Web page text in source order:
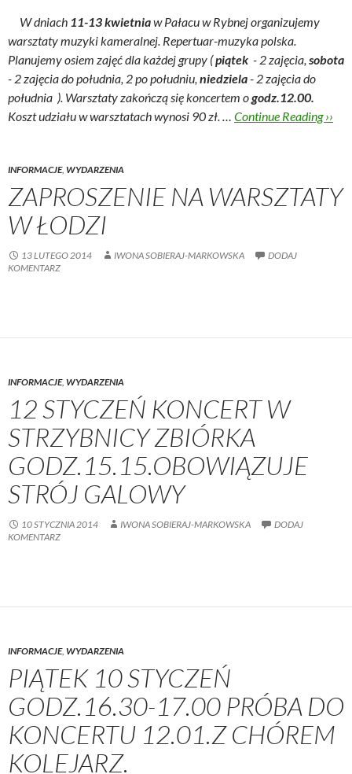
W dniach 11-13 kwietniaw Pałacu w Rybnej organizujemy
warsztaty muzyki kameralnej. Repertuar-muzyka polska.
Planujemy osiem zajęć dla każdej grupy (piątek - 2 zajęcia, sobota
- 2 zajęcia do południa, 2 po południu, niedziela- 2 zajęcia do
południa ). Warsztaty zakończą się koncertem ogodz.12.00.
Koszt udziału w warsztatach wynosi 90 zł. … Continue Reading ››
INFORMACJE, WYDARZENIA
ZAPROSZENIE NA WARSZTATY
W ŁODZI
13 LUTEGO 2014 IWONA SOBIERAJ-MARKOWSKA
DODAJ
KOMENTARZ
INFORMACJE, WYDARZENIA
12 STYCZEŃ KONCERT W
STRZYBNICY ZBIÓRKA
GODZ.15.15.OBOWIĄZUJE
STRÓJ GALOWY
10 STYCZNIA 2014 IWONA SOBIERAJ-MARKOWSKA
DODAJ
KOMENTARZ
INFORMACJE, WYDARZENIA
PIĄTEK 10 STYCZEŃ
GODZ.16.30-17.00 PRÓBA DO
KONCERTU 12.01.Z CHÓREM
KOLEJARZ.